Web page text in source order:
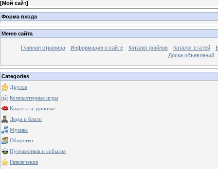
[Мой сайт]
Форма входа
Меню сайта
Главная страница Информация о сайте Каталог файлов Каталог статей
Доска объявлений
Categories
Другое
Компьютерные игры
Красота и здоровье
Люди и блоги
Музыка
Общество
Путешествия и события
Развлечения